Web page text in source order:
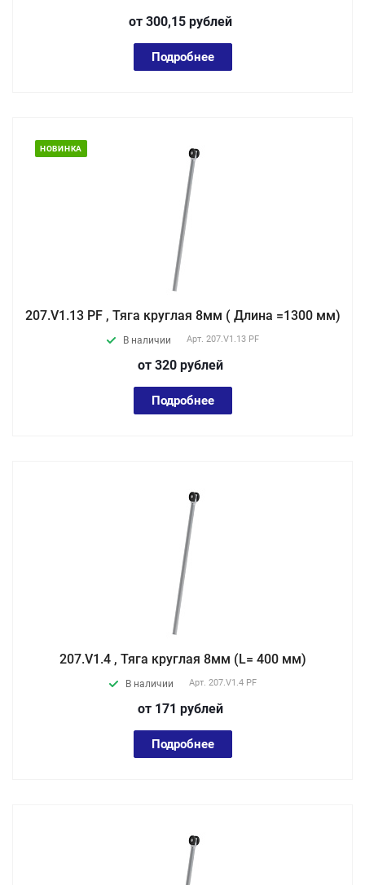
от 300,15 рублей
Подробнее
НОВИНКА
207.V1.13 PF , Тяга круглая 8мм ( Длина =1300 мм)
В наличии Арт. 207.V1.13 PF
от 320 рублей
Подробнее
207.V1.4 , Тяга круглая 8мм (L= 400 мм)
В наличии Арт. 207.V1.4 PF
от 171 рублей
Подробнее